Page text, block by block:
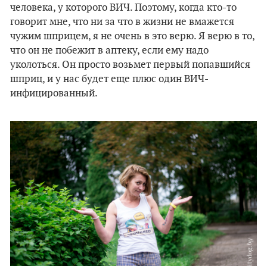
человека, у которого ВИЧ. Поэтому, когда кто-то
говорит мне, что ни за что в жизни не вмажется
чужим шприцем, я не очень в это верю. Я верю в то,
что он не побежит в аптеку, если ему надо
уколоться. Он просто возьмет первый попавшийся
шприц, и у нас будет еще плюс один ВИЧ-
инфицированный.